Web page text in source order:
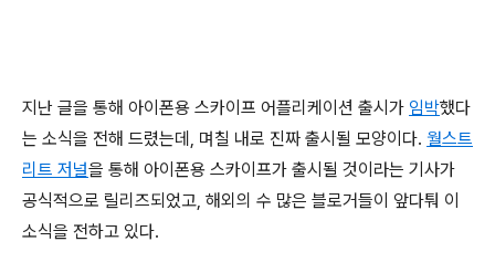
지난 글을 통해 아이폰용 스카이프 어플리케이션 출시가 임박했다
는 소식을 전해 드렸는데, 며칠 내로 진짜 출시될 모양이다. 월스트
리트 저널을 통해 아이폰용 스카이프가 출시될 것이라는 기사가
공식적으로 릴리즈되었고, 해외의 수 많은 블로거들이 앞다퉈 이
소식을 전하고 있다.